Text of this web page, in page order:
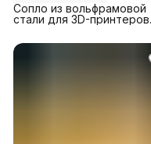
Сопло из вольфрамовой
стали для 3D-принтеров
/ 3 V2, 0.4 (1 шт.)